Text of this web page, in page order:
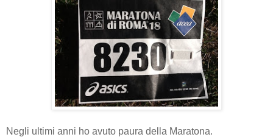
Negli ultimi anni ho avuto paura della Maratona.